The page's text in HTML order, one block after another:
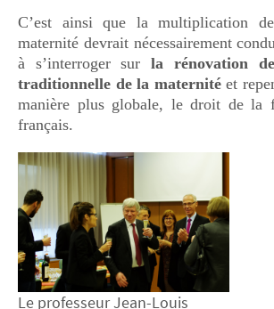
C’est ainsi que la multiplication
maternité devrait nécessairement
à s’interroger surla rénovation
traditionnelle de la maternitéet
manière plus globale, le droit de la
français.
Le professeur Jean-Louis